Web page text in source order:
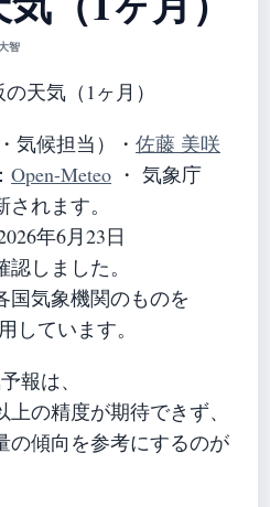
智
天気（1ヶ月）
気候担当） ・ 佐藤 美咲
Open-Meteo ・ 気象庁
れます。
年6月23日
しました。
国気象機関のものを
しています。
報は、
の精度が期待できず、
の傾向を参考にするのが